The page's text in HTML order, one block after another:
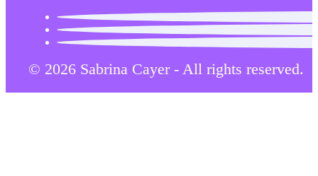
© 2026 Sabrina Cayer - All rights reserved.